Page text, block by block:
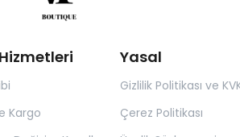
Kargo
Yasal
Gizlilik Politikası ve
Çerez Politikası